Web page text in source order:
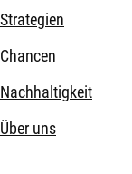
Strategien
Chancen
Nachhaltigkeit
Über uns